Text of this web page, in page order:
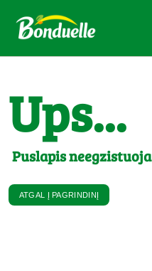
Ups...
Puslapis neegzistuoja
ATGAL Į PAGRINDINĮ